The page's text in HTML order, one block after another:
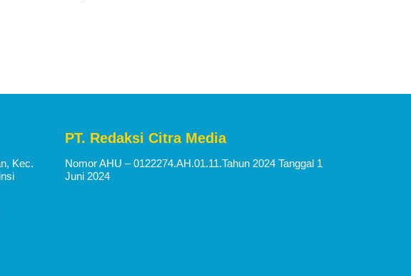
Kec.
PT. Redaksi Citra Media
Nomor AHU – 0122274.AH.01.11.Tahun 2024 Tanggal 1
Juni 2024